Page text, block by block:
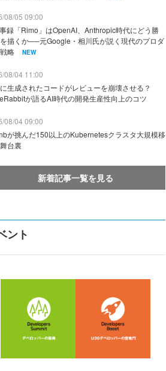
08/05 09:00
録「Rimo」はOpenAI、Anthropic時代にどう勝
描くか──元Google・相川氏が説く現代のプロダ
略
NEW
08/04 11:00
生成されたコードがレビューを崩壊させる？
が語るAI時代の開発生産性向上のコツ
08/04 09:00
が挑んだ150以上のKubernetesクラスタ大規模移
台裏
新着記事一覧を見る
ント